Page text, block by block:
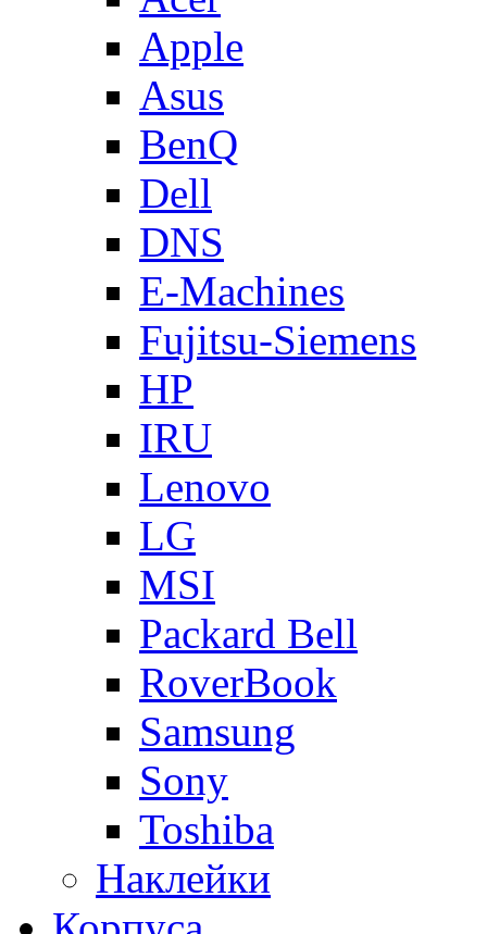
Apple
Asus
BenQ
Dell
DNS
E-Machines
Fujitsu-Siemens
HP
IRU
Lenovo
LG
MSI
Packard Bell
RoverBook
Samsung
Sony
Toshiba
Наклейки